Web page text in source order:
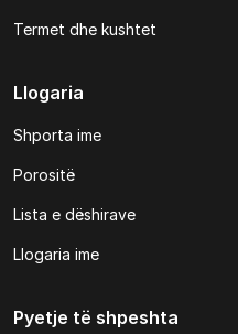
Termet dhe kushtet
Llogaria
Shporta ime
Porositë
Lista e dëshirave
Llogaria ime
Pyetje të shpeshta